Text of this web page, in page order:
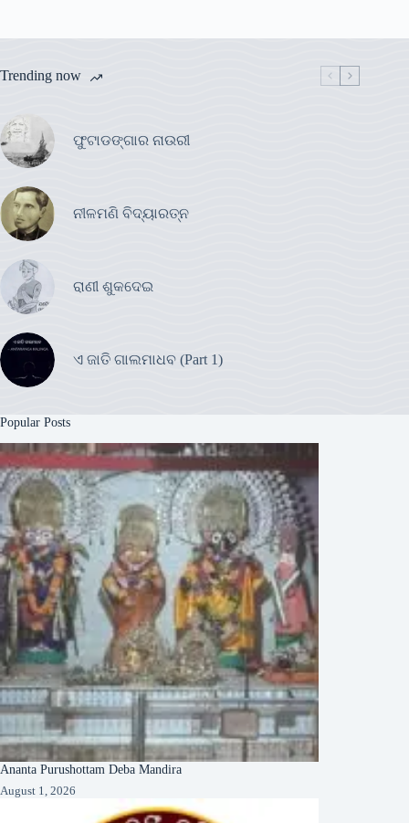
Trending now
ଫୁଟାଡଙ୍ଗାର ନାଉରୀ
ନୀଳମଣି ବିଦ୍ୟାରତ୍ନ
ରାଣୀ ଶୁକଦେଇ
ଏ ଜାତି ଗାଲମାଧବ (Part 1)
Popular Posts
Ananta Purushottam Deba Mandira
August 1, 2026